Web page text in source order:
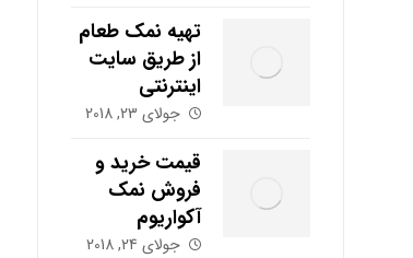
تهیه نمک طعام
از طریق سایت
اینترنتی
جولای 23, 2018
قیمت خرید و
فروش نمک
آکواریوم
جولای 24, 2018